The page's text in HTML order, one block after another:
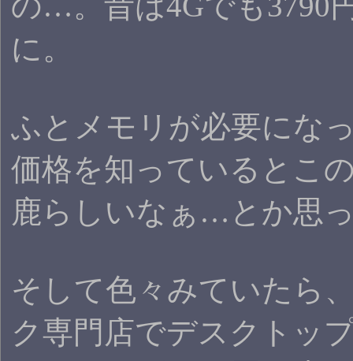
に。
ふとメモリが必要にな
価格を知っているとこ
鹿らしいなぁ…とか思
そして色々みていたら
ク専門店でデスクトッ